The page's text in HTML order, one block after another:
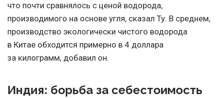
что почти сравнялось с ценой водорода,
производимого на основе угля, сказал Ту. В среднем,
производство экологически чистого водорода
в Китае обходится примерно в 4 доллара
за килограмм, добавил он.
Индия: борьба за себестоимость